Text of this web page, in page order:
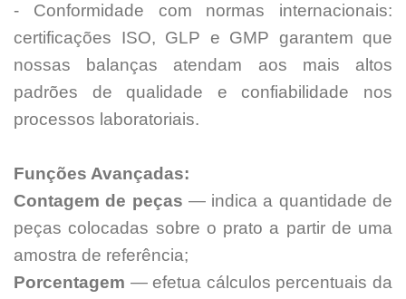
- Conformidade com normas internacionais:
certificações ISO, GLP e GMP garantem que
nossas balanças atendam aos mais altos
padrões de qualidade e confiabilidade nos
processos laboratoriais.
Funções Avançadas:
Contagem de peças — indica a quantidade de
peças colocadas sobre o prato a partir de uma
amostra de referência;
Porcentagem — efetua cálculos percentuais da